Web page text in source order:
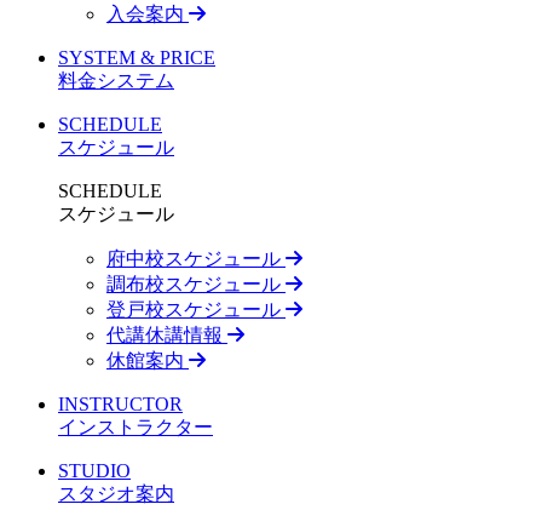
入会案内
SYSTEM & PRICE
料金システム
SCHEDULE
スケジュール
SCHEDULE
スケジュール
府中校スケジュール
調布校スケジュール
登戸校スケジュール
代講休講情報
休館案内
INSTRUCTOR
インストラクター
STUDIO
スタジオ案内